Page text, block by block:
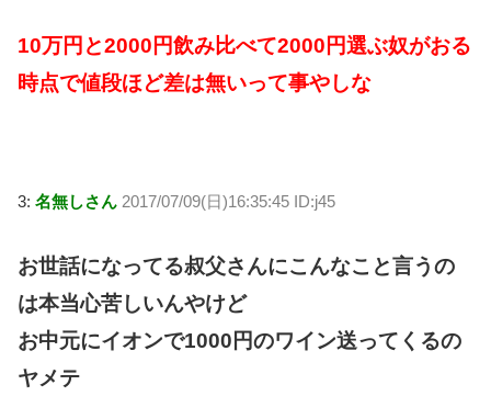
10万円と2000円飲み比べて2000円選ぶ奴がおる
時点で値段ほど差は無いって事やしな
3: 名無しさん 2017/07/09(日)16:35:45 ID:j45
お世話になってる叔父さんにこんなこと言うの
は本当心苦しいんやけど
お中元にイオンで1000円のワイン送ってくるの
ヤメテ